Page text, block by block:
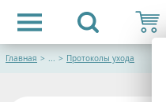
Главная > ... > Протоколы ухода